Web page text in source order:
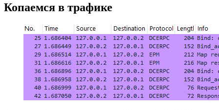
Копаемся в трафике